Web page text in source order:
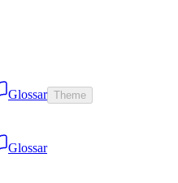
Glossar Theme
Glossar